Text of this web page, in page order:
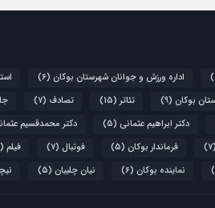
اداره ورزش و جوانان شهرستان بوکان (6)
بوکان (9) تئاتر (15) تصادف (7)
دکتر ابراهیم عثمانی (5) دکتر محمدقسیم
(7) فرماندار بوکان (5) فوتبال (7) فیلم (6)
نماینده بوکان (6) نیان چلبیان (5)